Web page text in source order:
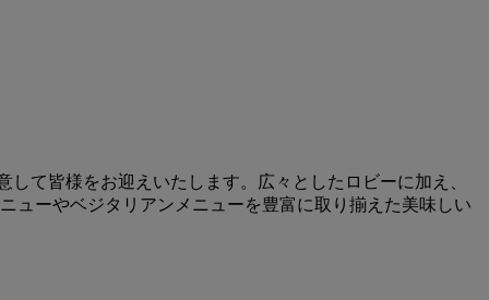
て皆様をお迎えいたします。広々としたロビーに加え、
ューやベジタリアンメニューを豊富に取り揃えた美味しい